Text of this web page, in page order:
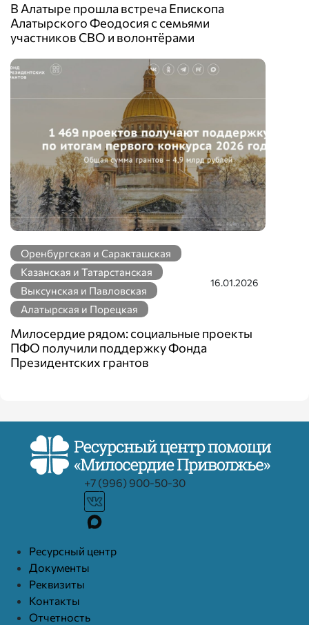
В Алатыре прошла встреча Епископа
Алатырского Феодосия с семьями
участников СВО и волонтёрами
Оренбургская и Саракташская
Казанская и Татарстанская
Выксунская и Павловская
Алатырская и Порецкая
16.01.2026
Милосердие рядом: социальные проекты
ПФО получили поддержку Фонда
Президентских грантов
+7 (996) 900-50-30
Ресурcный центр
Документы
Реквизиты
Контакты
Отчетность